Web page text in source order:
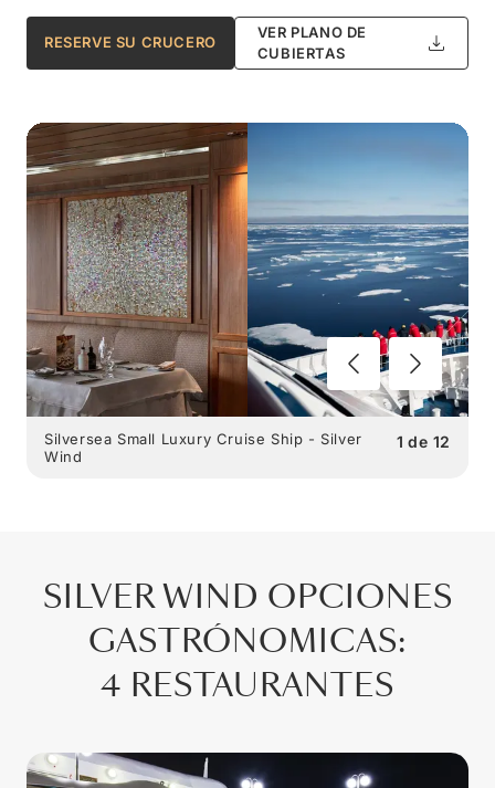
RESERVE SU CRUCERO
VER PLANO DE
CUBIERTAS
1 de 12
Silversea Small Luxury Cruise Ship - Silver
Wind
SILVER WIND OPCIONES
GASTRÓNOMICAS:
4 RESTAURANTES